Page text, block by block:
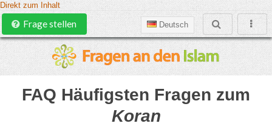
Direkt zum Inhalt
Deutsch
Frage stellen
FAQ Häufigsten Fragen zum
Koran